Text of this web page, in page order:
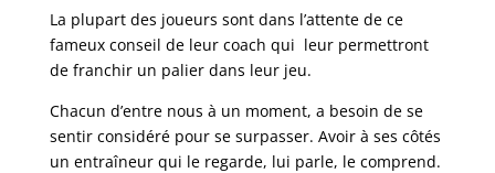
La plupart des joueurs sont dans l’attente de ce
fameux conseil de leur coach qui leur permettront
de franchir un palier dans leur jeu.
Chacun d’entre nous à un moment, a besoin de se
sentir considéré pour se surpasser. Avoir à ses côtés
un entraîneur qui le regarde, lui parle, le comprend.